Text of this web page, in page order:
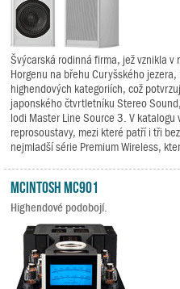
Švýcarská rodinná firma, jež vznikla
Horgenu na břehu Curyšského
highendových kategoriích, což
japonského čtvrtletníku Stereo
lodi Master Line Source 3. V
reprosoustavy, mezi které patří i tři
nejmladší série Premium Wireless,
McIntosh MC901
Highendové podobojí.